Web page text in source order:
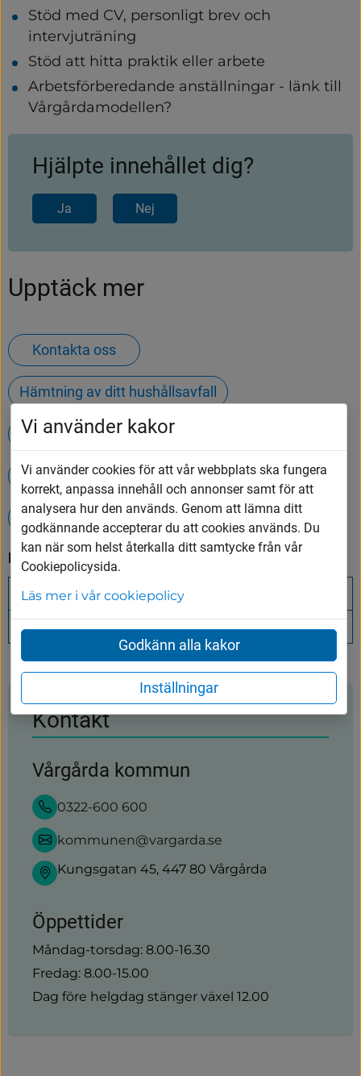
Stöd med CV, personligt brev och
intervjuträning
Stöd att hitta praktik eller arbete
Arbetsförberedande anställningar - länk till
Vårgårdamodellen?
Hjälpte innehållet dig?
Ja Nej
Upptäck mer
Kontakta oss
Hämtning av ditt hushållsavfall
Öppettider på Tumbergs ÅVC
Våra utbildningar Jobba hos oss
Simhall - Badet
Relaterad information
Arbetsförmedlingen
(länk
till
annan
webbplats)
Handläggare för ekonomiskt bistånd
Kontakt
Vårgårda kommun
0322-600 600
kommunen@vargarda.se
Kungsgatan 45, 447 80 Vårgårda
Öppettider
Måndag-torsdag: 8.00-16.30
Fredag: 8.00-15.00
Dag före helgdag stänger växel 12.00
Vi använder kakor
Vi använder cookies för att vår webbplats ska fungera
korrekt, anpassa innehåll och annonser samt för att
analysera hur den används. Genom att lämna ditt
godkännande accepterar du att cookies används. Du
kan när som helst återkalla ditt samtycke från vår
Cookiepolicysida.
Läs mer i vår cookiepolicy
Godkänn alla kakor
Inställningar